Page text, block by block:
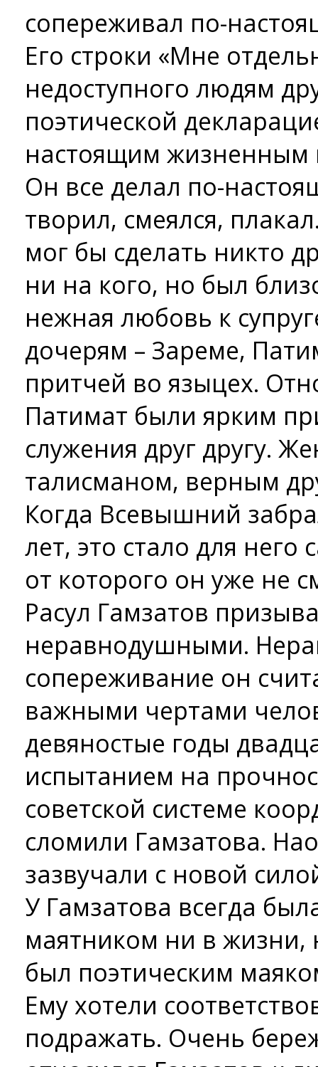
сопереживал по-
Его строки «Мне
недоступного людям
поэтической
настоящим жизненным
Он все делал по-
творил, смеялся,
мог бы сделать никто
ни на кого, но был
нежная любовь к
дочерям – Зареме,
притчей во языцех.
Патимат были ярким
служения друг другу.
талисманом, верным
Когда Всевышний
лет, это стало для
от которого он уже не
Расул Гамзатов
неравнодушными.
сопереживание он
важными чертами
девяностые годы
испытанием на
советской системе
сломили Гамзатова.
зазвучали с новой
У Гамзатова всегда
маятником ни в жизни,
был поэтическим
Ему хотели
подражать. Очень